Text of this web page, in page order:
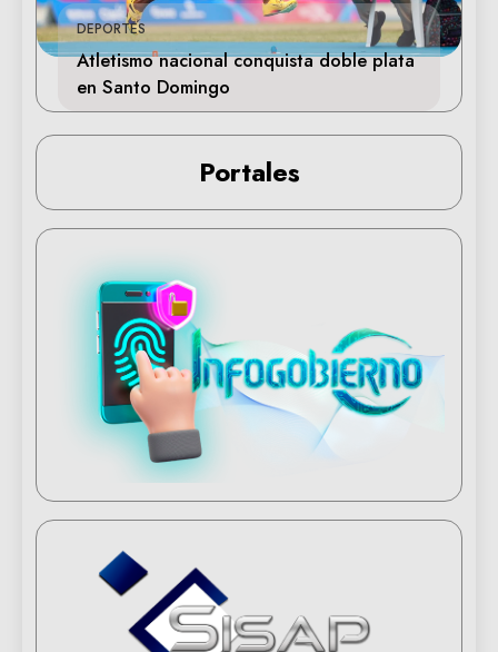
DEPORTES
Atletismo nacional conquista doble plata
en Santo Domingo
Portales